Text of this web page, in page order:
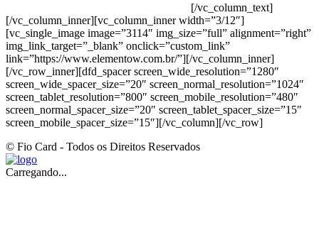
[/vc_column_text]
[/vc_column_inner][vc_column_inner width=”3/12″]
[vc_single_image image=”3114″ img_size=”full” alignment=”right”
img_link_target=”_blank” onclick=”custom_link”
link=”https://www.elementow.com.br/”][/vc_column_inner]
[/vc_row_inner][dfd_spacer screen_wide_resolution=”1280″
screen_wide_spacer_size=”20″ screen_normal_resolution=”1024″
screen_tablet_resolution=”800″ screen_mobile_resolution=”480″
screen_normal_spacer_size=”20″ screen_tablet_spacer_size=”15″
screen_mobile_spacer_size=”15″][/vc_column][/vc_row]
© Fio Card - Todos os Direitos Reservados
Carregando...